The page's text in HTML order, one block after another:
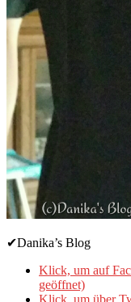
✔Danika’s Blog
Klick, um auf
geöffnet)
Klick, um über